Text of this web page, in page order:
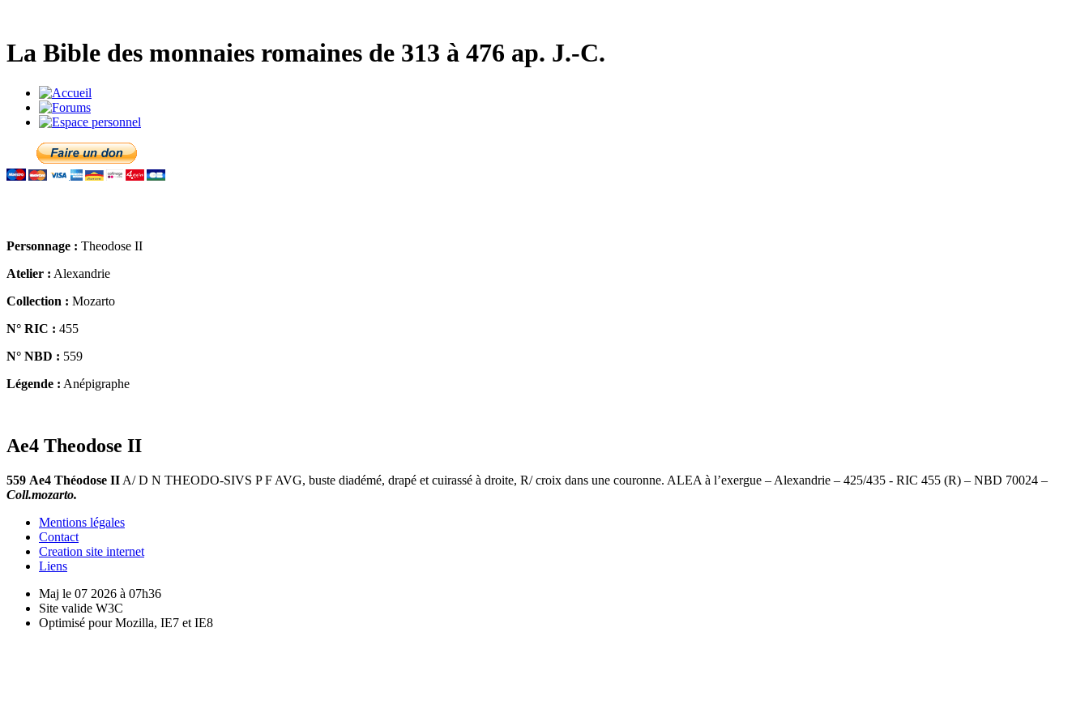
La Bible des monnaies romaines de 313 à 476 ap. J.-C.
Personnage : Theodose II
Atelier : Alexandrie
Collection : Mozarto
N° RIC : 455
N° NBD : 559
Légende : Anépigraphe
Ae4 Theodose II
559 Ae4 Théodose II A/ D N THEODO-SIVS P F AVG, buste diadémé, drapé et cuirassé à droite, R/ croix dans une couronne. ALEA à l’exergue – Alexandrie – 425/435 - RIC 455 (R) – NBD 70024 –
Coll.mozarto.
Mentions légales
Contact
Creation site internet
Liens
Maj le 07 2026 à 07h36
Site valide W3C
Optimisé pour Mozilla, IE7 et IE8